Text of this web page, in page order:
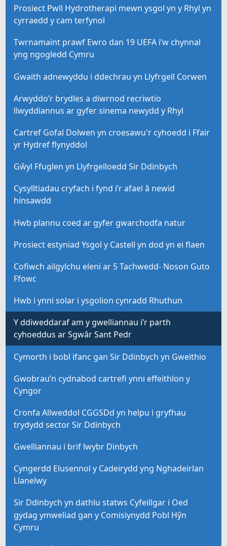
Prosiect Pwll Hydrotherapi mewn ysgol yn y Rhyl yn
cyrraedd y cam terfynol
Twrnamaint prawf Ewro dan 19 UEFA i’w chynnal
yng ngogledd Cymru
Gwaith adnewyddu i ddechrau yn Llyfrgell Corwen
Arwyddo’r brydles a diwrnod recriwtio
llwyddiannus ar gyfer sinema newydd y Rhyl
Cartref Gofal Dolwen yn croesawu'r cyhoedd i Ffair
yr Hydref flynyddol
Gŵyl Ffuglen yn Llyfrgelloedd Sir Ddinbych
Cysylltiadau cryfach i fynd i’r afael â newid
hinsawdd
Hwb plannu coed ar gyfer gwarchodfa natur
Prosiect estyniad Ysgol y Castell yn dod yn ei flaen
Cofiwch ailgylchu eleni ar 5 Tachwedd- Noson Guto
Ffowc
Hwb i ynni solar i ysgolion cynradd Rhuthun
Y ddiweddaraf am y gwelliannau i’r parth
cyhoeddus ar Sgwâr Sant Pedr
Cymorth i bobl ifanc gan Sir Ddinbych yn Gweithio
Gwobrau’n cydnabod cartrefi ynni effeithlon y
Cyngor
Cronfa Allweddol CGGSDd yn helpu i gryfhau
trydydd sector Sir Ddinbych
Gwelliannau i brif lwybr Dinbych
Cyngerdd Elusennol y Cadeirydd yng Nghadeirlan
Llanelwy
Sir Ddinbych yn dathlu statws Cyfeillgar i Oed
gydag ymweliad gan y Comisiynydd Pobl Hŷn
Cymru